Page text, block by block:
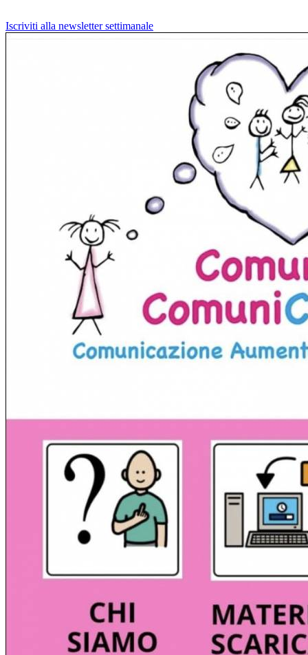
Iscriviti alla newsletter settimanale